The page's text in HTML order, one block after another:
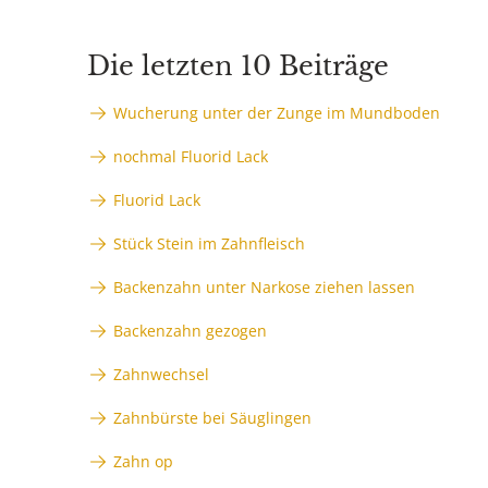
Die letzten 10 Beiträge
Wucherung unter der Zunge im Mundboden
nochmal Fluorid Lack
Fluorid Lack
Stück Stein im Zahnfleisch
Backenzahn unter Narkose ziehen lassen
Backenzahn gezogen
Zahnwechsel
Zahnbürste bei Säuglingen
Zahn op